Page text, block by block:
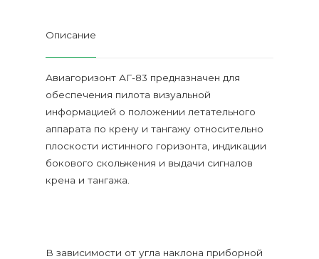
Описание
Авиагоризонт АГ-83 предназначен для
обеспечения пилота визуальной
информацией о положении летательного
аппарата по крену и тангажу относительно
плоскости истинного горизонта, индикации
бокового скольжения и выдачи сигналов
крена и тангажа.
В зависимости от угла наклона приборной